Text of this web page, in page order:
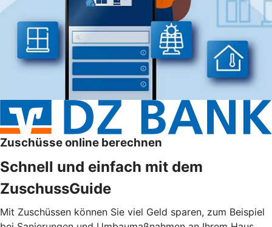
Zuschüsse online berechnen
Schnell und einfach mit dem
ZuschussGuide
Mit Zuschüssen können Sie viel Geld sparen, zum Beispiel